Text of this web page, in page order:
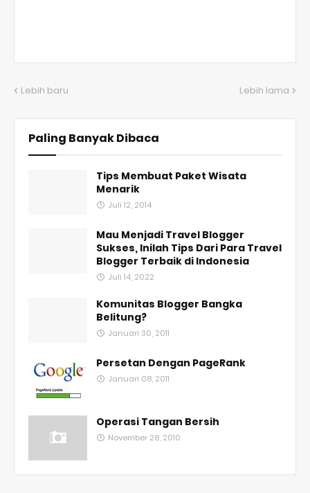
Lebih baru Lebih lama
Paling Banyak Dibaca
Tips Membuat Paket Wisata
Menarik
Juli 12, 2014
Mau Menjadi Travel Blogger
Sukses, Inilah Tips Dari Para Travel
Blogger Terbaik di Indonesia
Juli 14, 2022
Komunitas Blogger Bangka
Belitung?
Januari 30, 2011
Persetan Dengan PageRank
Januari 08, 2011
Operasi Tangan Bersih
November 28, 2010